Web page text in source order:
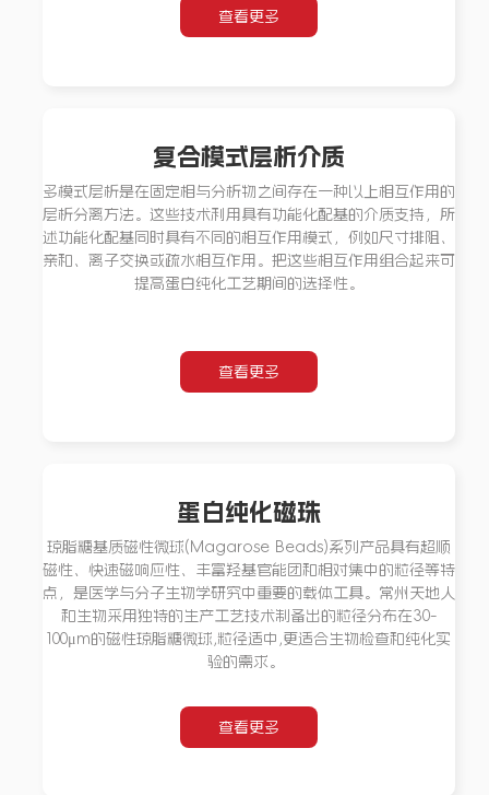
查看更多
复合模式层析介质
多模式层析是在固定相与分析物之间存在一种以上相互作用的
层析分离方法。这些技术利用具有功能化配基的介质支持，所
述功能化配基同时具有不同的相互作用模式，例如尺寸排阻、
亲和、离子交换或疏水相互作用。把这些相互作用组合起来可
提高蛋白纯化工艺期间的选择性。
查看更多
蛋白纯化磁珠
琼脂糖基质磁性微球(Magarose Beads)系列产品具有超顺
磁性、快速磁响应性、丰富羟基官能团和相对集中的粒径等特
点，是医学与分子生物学研究中重要的载体工具。常州天地人
和生物采用独特的生产工艺技术制备出的粒径分布在30-
100μm的磁性琼脂糖微球,粒径适中,更适合生物检查和纯化实
验的需求。
查看更多